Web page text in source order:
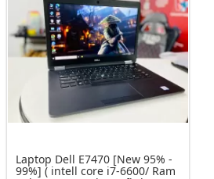
Laptop Dell E7470 [New 95% -
99%] ( intell core i7-6600/ Ram